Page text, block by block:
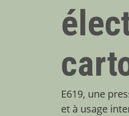
E619, une
et à usage